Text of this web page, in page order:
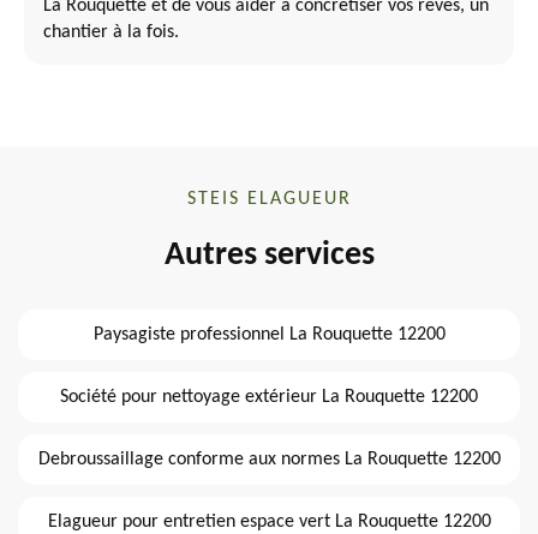
La Rouquette et de vous aider à concrétiser vos rêves, un
chantier à la fois.
STEIS ELAGUEUR
Autres services
Paysagiste professionnel La Rouquette 12200
Société pour nettoyage extérieur La Rouquette 12200
Debroussaillage conforme aux normes La Rouquette 12200
Elagueur pour entretien espace vert La Rouquette 12200